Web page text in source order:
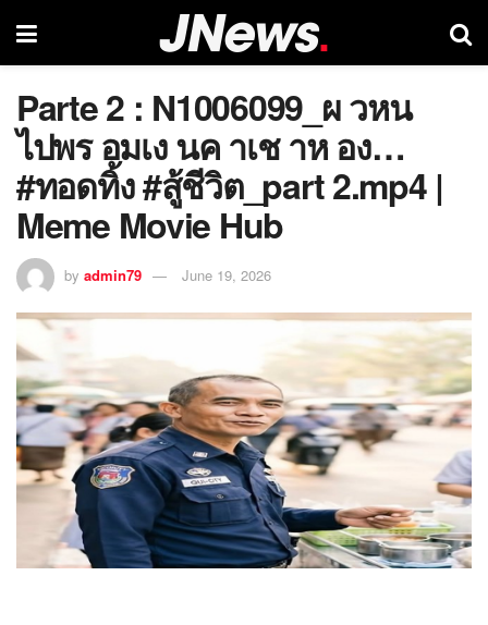
Parte 2 : N1006099_ผ วหน
ไปพร อมเง นค าเช าห อง…
#ทอดทิ้ง #สู้ชีวิต_part 2.mp4 |
Meme Movie Hub
by admin79 June 19, 2026